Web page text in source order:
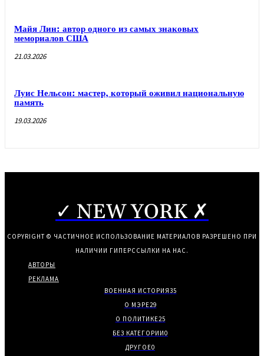
Майя Лин: автор одного из самых знаковых
мемориалов США
21.03.2026
Луис Нельсон: мастер, который оживил национальную
память
19.03.2026
✓ NEW YORK ✗
COPYRIGHT © ЧАСТИЧНОЕ ИСПОЛЬЗОВАНИЕ МАТЕРИАЛОВ РАЗРЕШЕНО ПРИ
НАЛИЧИИ ГИПЕРССЫЛКИ НА НАС.
АВТОРЫ
РЕКЛАМА
ВОЕННАЯ ИСТОРИЯ35
О МЭРЕ29
О ПОЛИТИКЕ25
БЕЗ КАТЕГОРИИ0
ДРУГОЕ0